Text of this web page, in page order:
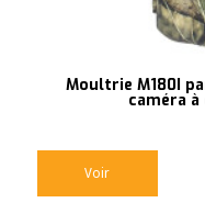
Moultrie M180I
caméra
Voir